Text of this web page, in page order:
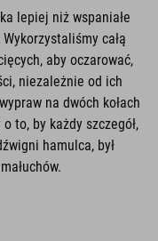
lepiej niż wspaniałe
całą
aby oczarować,
niezależnie od ich
na dwóch kołach
to, by każdy szczegół,
hamulca, był